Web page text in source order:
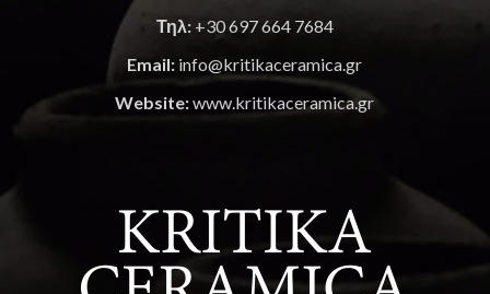
Τηλ: +30 697 664 7684
Email: info@kritikaceramica.gr
Website:www.kritikaceramica.gr